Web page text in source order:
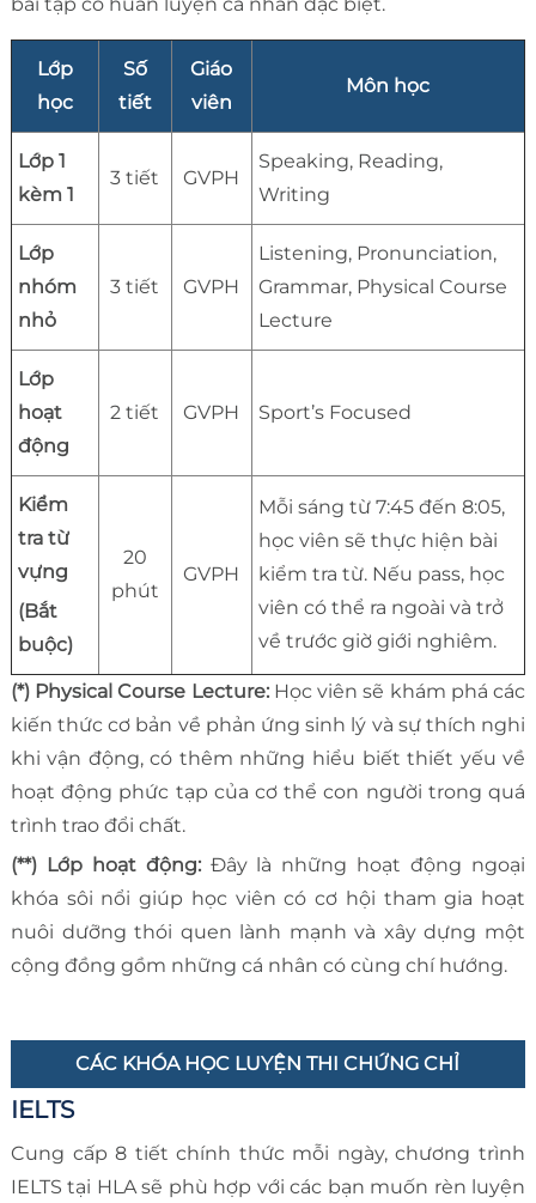
Lớp
học
Số
tiết
Giáo
viên
Môn học
Lớp 1
kèm 1
3 tiết GVPH
Speaking, Reading,
Writing
Lớp
nhóm
nhỏ
3 tiết GVPH
Listening, Pronunciation,
Grammar, Physical Course
Lecture
Lớp
hoạt
động
2 tiết GVPH Sport’s Focused
Kiểm
tra từ
vựng
(Bắt
buộc)
20
phút
GVPH
Mỗi sáng từ 7:45 đến 8:05,
học viên sẽ thực hiện bài
kiểm tra từ. Nếu pass, học
viên có thể ra ngoài và trở
về trước giờ giới nghiêm.
(*) Physical Course Lecture:Học viên sẽ khám phá các
kiến thức cơ bản về phản ứng sinh lý và sự thích nghi
khi vận động, có thêm những hiểu biết thiết yếu về
hoạt động phức tạp của cơ thể con người trong quá
trình trao đổi chất.
(**) Lớp hoạt động:Đây là những hoạt động ngoại
khóa sôi nổi giúp học viên có cơ hội tham gia hoạt
nuôi dưỡng thói quen lành mạnh và xây dựng một
cộng đồng gồm những cá nhân có cùng chí hướng.
CÁC KHÓA HỌC LUYỆN THI CHỨNG CHỈ
IELTS
Cung cấp 8 tiết chính thức mỗi ngày, chương trình
IELTS tại HLA sẽ phù hợp với các bạn muốn rèn luyện